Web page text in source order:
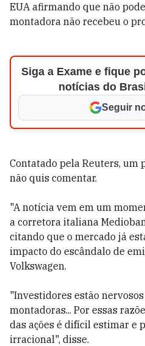
EUA afirmando que não
montadora não recebeu o
Siga a Exame e fique
notícias do
Seguir
Contatado pela Reuters, um
não quis comentar.
"A notícia vem em um
a corretora italiana
citando que o mercado já
impacto do escândalo de
Volkswagen.
"Investidores estão nervosos
montadoras... Por essas
das ações é difícil estimar e
irracional", disse.